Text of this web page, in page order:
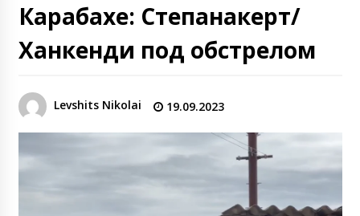
Карабахе: Степанакерт/
Ханкенди под обстрелом
Levshits Nikolai 19.09.2023